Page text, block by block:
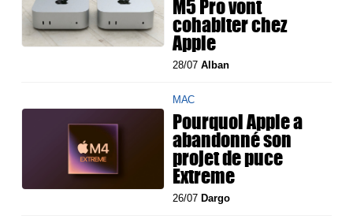
M5 Pro vont
cohabiter chez
Apple
28/07Alban
MAC
Pourquoi Apple a
abandonné son
projet de puce
Extreme
26/07 Dargo